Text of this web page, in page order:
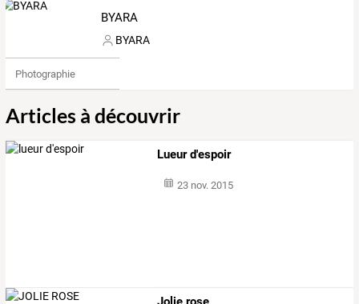
BYARA
BYARA
Photographie
Articles à découvrir
Lueur d'espoir
23 nov. 2015